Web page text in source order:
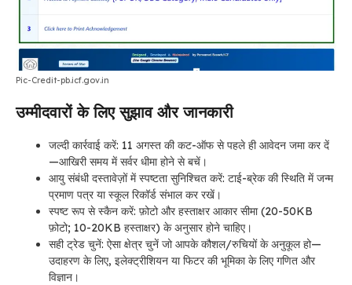
Pic-Credit-pb.icf.gov.in
उम्मीदवारों के लिए सुझाव और जानकारी
जल्दी कार्रवाई करें: 11 अगस्त की कट-ऑफ से पहले ही आवेदन जमा कर दें
—आखिरी समय में सर्वर धीमा होने से बचें।
आयु संबंधी दस्तावेज़ों में स्पष्टता सुनिश्चित करें: टाई-ब्रेक की स्थिति में जन्म
प्रमाण पत्र या स्कूल रिकॉर्ड संभाल कर रखें।
स्पष्ट रूप से स्कैन करें: फ़ोटो और हस्ताक्षर आकार सीमा (20-50KB
फ़ोटो; 10-20KB हस्ताक्षर) के अनुसार होने चाहिए।
सही ट्रेड चुनें: ऐसा क्षेत्र चुनें जो आपके कौशल/रुचियों के अनुकूल हो—
उदाहरण के लिए, इलेक्ट्रीशियन या फिटर की भूमिका के लिए गणित और
विज्ञान।